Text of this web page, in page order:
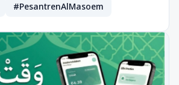
#PesantrenAlMasoem